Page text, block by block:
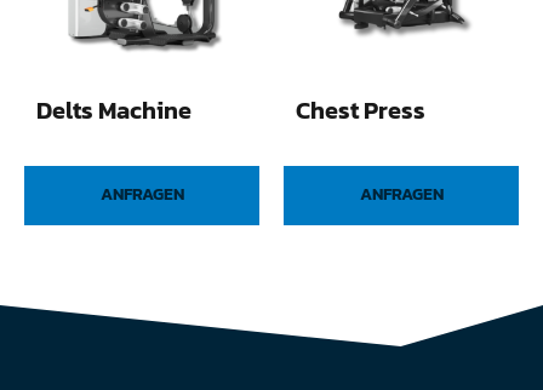
Delts Machine
ANFRAGEN
Chest Press
ANFRAGEN